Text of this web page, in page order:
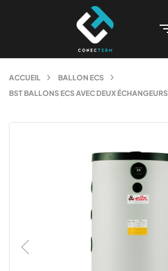
ACCUEIL
BALLON ECS
BST BALLONS ECS AVEC DEUX ÉCHANGEURS